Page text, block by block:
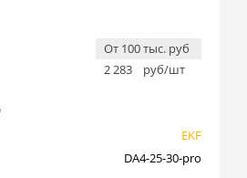
От 100 тыс. руб
2 283
руб/шт
EKF
DA4-25-30-pro